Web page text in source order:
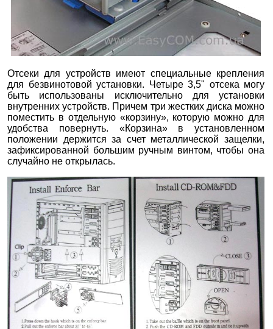
Отсеки для устройств имеют специальные крепления
для безвинотовой установки. Четыре 3,5" отсека могу
быть использованы исключительно для установки
внутренних устройств. Причем три жестких диска можно
поместить в отдельную «корзину», которую можно для
удобства повернуть. «Корзина» в установленном
положении держится за счет металлической защелки,
зафиксированной большим ручным винтом, чтобы она
случайно не открылась.